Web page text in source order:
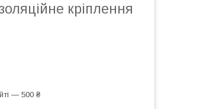
кріплення
— 500 ₴